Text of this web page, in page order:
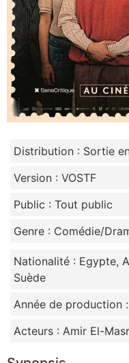
Distribution : Sortie
Version : VOSTF
Public : Tout public
Genre : Comédie/
Nationalité : Egypte,
Suède
Année de production :
Acteurs : Amir El-